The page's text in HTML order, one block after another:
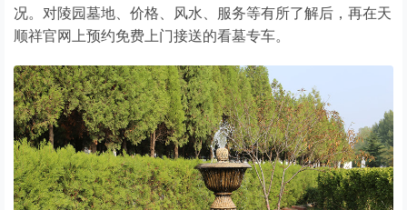
况。对陵园墓地、价格、风水、服务等有所了解后，再在天
顺祥官网上预约免费上门接送的看墓专车。